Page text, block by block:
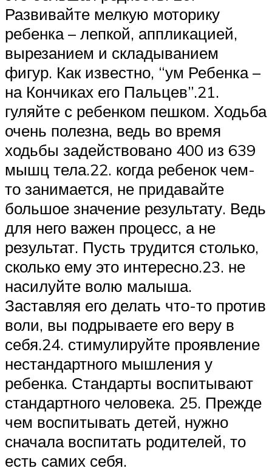
Развивайте мелкую моторику
ребенка – лепкой, аппликацией,
вырезанием и складыванием
фигур. Как известно, “ум Ребенка –
на Кончиках его Пальцев”.21.
гуляйте с ребенком пешком. Ходьба
очень полезна, ведь во время
ходьбы задействовано 400 из 639
мышц тела.22. когда ребенок чем-
то занимается, не придавайте
большое значение результату. Ведь
для него важен процесс, а не
результат. Пусть трудится столько,
сколько ему это интересно.23. не
насилуйте волю малыша.
Заставляя его делать что-то против
воли, вы подрываете его веру в
себя.24. стимулируйте проявление
нестандартного мышления у
ребенка. Стандарты воспитывают
стандартного человека. 25. Прежде
чем воспитывать детей, нужно
сначала воспитать родителей, то
есть самих себя.